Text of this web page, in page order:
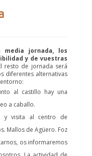
media jornada, los
y de vuestras
resto de jornada será
diferentes alternativas
al castillo hay una
a caballo.
y visita al centro de
Mallos de Agüero. Foz
os informaremos